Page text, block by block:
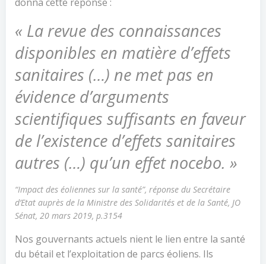
« La revue des connaissances
disponibles en matière d’effets
sanitaires (…) ne met pas en
évidence d’arguments
scientifiques suffisants en faveur
de l’existence d’effets sanitaires
autres (…) qu’un effet nocebo. »
“Impact des éoliennes sur la santé”, réponse du Secrétaire
d’Etat auprès de la Ministre des Solidarités et de la Santé, JO
Sénat, 20 mars 2019, p.3154
Nos gouvernants actuels nient le lien entre la santé
du bétail et l’exploitation de parcs éoliens. Ils